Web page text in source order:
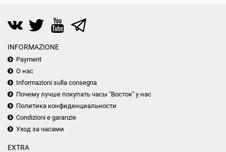
INFORMAZIONE
Payment
О нас
Informazioni sulla consegna
Почему лучше покупать часы "Восток" у нас
Политика конфиденциальности
Condizioni e garanzie
Уход за часами
EXTRA